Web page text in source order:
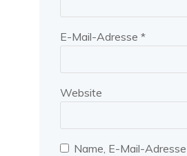
E-Mail-Adresse *
Website
Name, E-Mail-